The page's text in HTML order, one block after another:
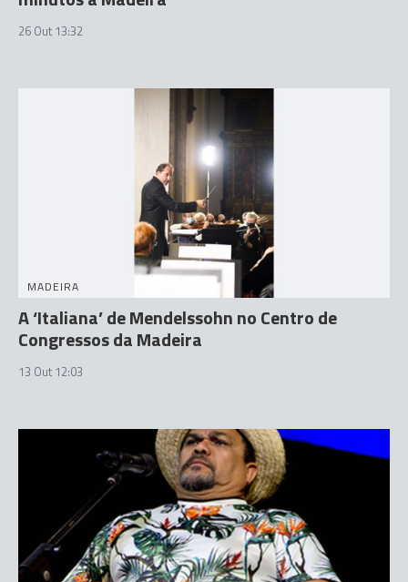
26 Out 13:32
MADEIRA
A ‘Italiana’ de Mendelssohn no Centro de
Congressos da Madeira
13 Out 12:03